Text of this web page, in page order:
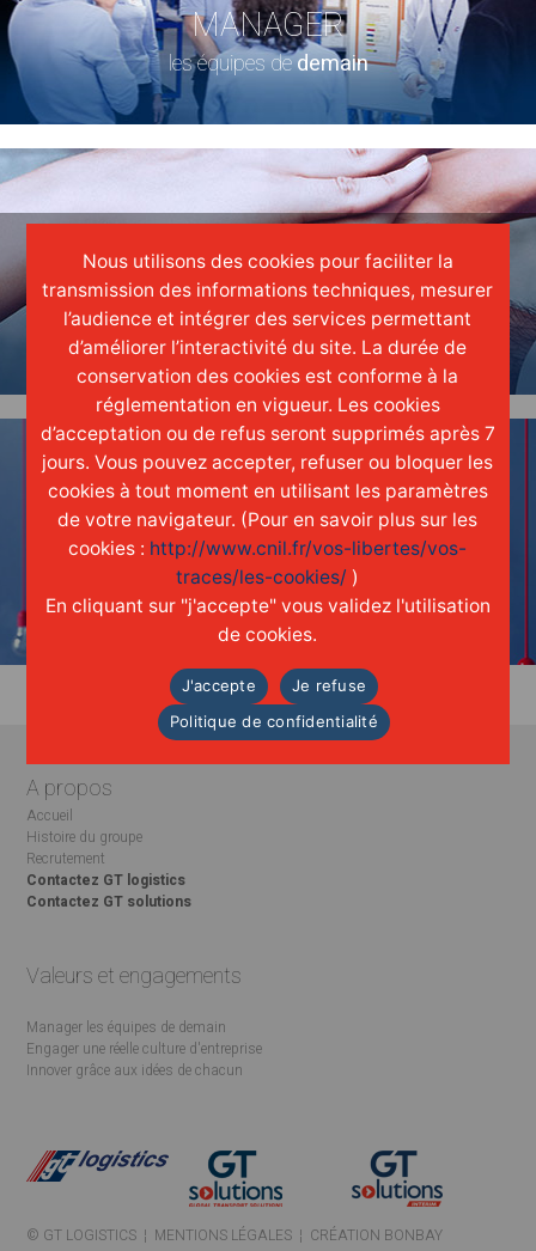
MANAGER
les équipes dedemain
ENGAGER
une réellecultured'entreprise
INNOVER
grâce auxidéesde chacun
A propos
Accueil
Histoire du groupe
Recrutement
Contactez GT logistics
Contactez GT solutions
Valeurs et engagements
Manager les équipes de demain
Engager une réelle culture d'entreprise
Innover grâce aux idées de chacun
© GT LOGISTICS ¦ MENTIONS LÉGALES ¦ CRÉATION BONBAY
Nous utilisons des cookies pour faciliter la
transmission des informations techniques, mesurer
l’audience et intégrer des services permettant
d’améliorer l’interactivité du site. La durée de
conservation des cookies est conforme à la
réglementation en vigueur. Les cookies
d’acceptation ou de refus seront supprimés après 7
jours. Vous pouvez accepter, refuser ou bloquer les
cookies à tout moment en utilisant les paramètres
de votre navigateur. (Pour en savoir plus sur les
cookies : http://www.cnil.fr/vos-libertes/vos-
traces/les-cookies/ )
En cliquant sur "j'accepte" vous validez l'utilisation
de cookies.
J'accepte
Je refuse
Politique de confidentialité